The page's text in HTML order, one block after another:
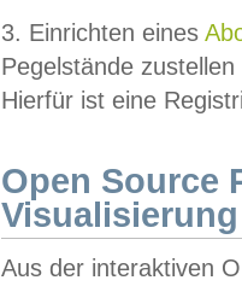
3. Einrichten eines
Pegelstände
Hierfür ist eine
Open Source
Visualisierung
Aus der interaktiven